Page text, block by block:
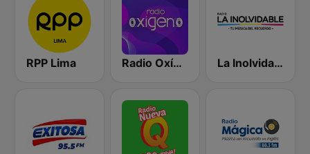
RPP Lima Radio Oxígeno La Inolvidable